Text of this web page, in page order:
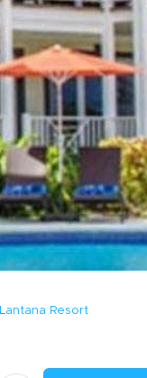
Lantana Resort